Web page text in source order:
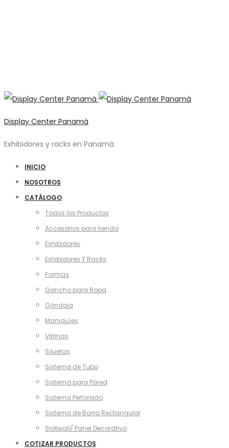
Display Center Panamá
Exhibidores y racks en Panamá
INICIO
NOSOTROS
CATÁLOGO
Todos los Productos
Accesorios para tienda
Exhibidores
Exhibidores Y Racks
Formas
Gancho para Ropa
Góndola
Maniquíes
Vitrinas
Siluetas
Sistema de Tubo
Sistema para Pared
Sistema Perforado
Sistema de Barra Rectangular
Slatwall/ Panel Decorativo
COTIZAR PRODUCTOS